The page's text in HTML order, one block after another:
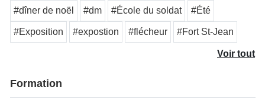
#dîner de noël #dm #École du soldat #Été
#Exposition #expostion #flécheur #Fort St-Jean
Voir tout
Formation